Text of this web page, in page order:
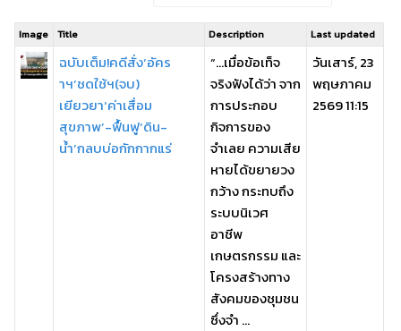
Image Title Description Last updated
ฉบับเต็ม!คดีสั่ง‘อัคร
าฯ’ชดใช้ฯ(จบ)
เยียวยา‘ค่าเสื่อม
สุขภาพ’-ฟื้นฟู‘ดิน-
น้ำ’กลบบ่อกักกากแร่
“…เมื่อข้อเท็จ
จริงฟังได้ว่า จาก
การประกอบ
กิจการของ
จำเลย ความเสีย
หายได้ขยายวง
กว้าง กระทบถึง
ระบบนิเวศ
อาชีพ
เกษตรกรรม และ
โครงสร้างทาง
สังคมของชุมชน
ซึ่งจำ ...
วันเสาร์, 23
พฤษภาคม
2569 11:15